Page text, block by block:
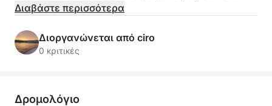
(140 HP), η εμπειρία θα είναι μια εμπειρία άνεσης,
αναχώρηση από τη γραφική Marina Corricella.
διάσημα και πολύχρωμα σπίτια με θέα στη
Διαβάστε περισσότερα
Διοργανώνεται από ciro
0 κριτικές
Δρομολόγιο